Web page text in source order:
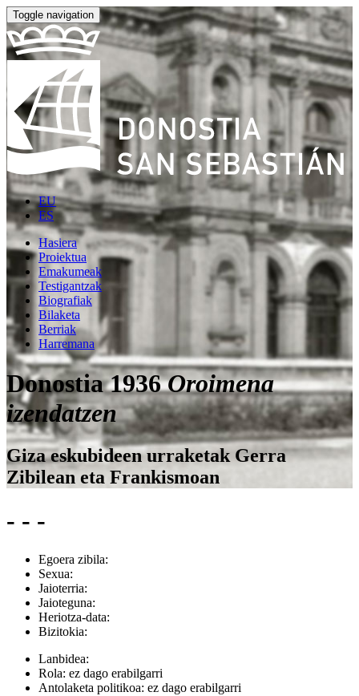
Toggle navigation
EU
ES
Hasiera
Proiektua
Emakumeak
Testigantzak
Biografiak
Bilaketa
Berriak
Harremana
Donostia 1936Oroimena
izendatzen
Giza eskubideen urraketak Gerra
Zibilean eta Frankismoan
- - -
Egoera zibila:
Sexua:
Jaioterria:
Jaioteguna:
Heriotza-data:
Bizitokia:
Lanbidea:
Rola: ez dago erabilgarri
Antolaketa politikoa: ez dago erabilgarri